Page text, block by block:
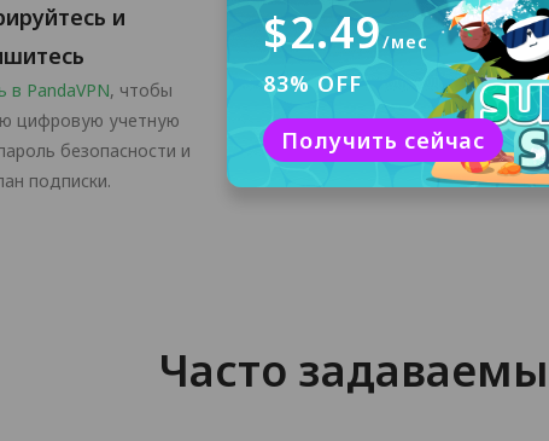
и
в PandaVPN, чтобы
цифровую учетную
безопасности и
подписки.
Скачать и
Нажмите «Бесплатная
скачать PandaVPN для
установить его на свой
Часто
$2.49/мес
83% OFF
Получить сейчас